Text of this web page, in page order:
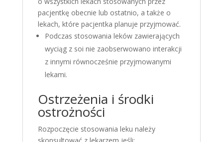
pacjentkę obecnie lub ostatnio, a także o
lekach, które pacjentka planuje przyjmować.
Podczas stosowania leków zawierających
wyciąg z soi nie zaobserwowano interakcji
z innymi równocześnie przyjmowanymi
lekami.
Ostrzeżenia i środki
ostrożności
Rozpoczęcie stosowania leku należy